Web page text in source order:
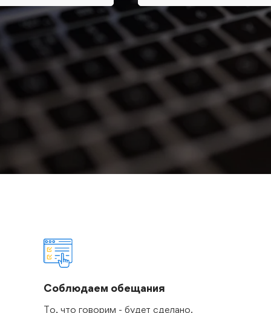
Соблюдаем обещания
То, что говорим - будет сделано.